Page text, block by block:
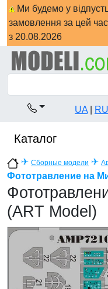
Ми будемо у
замовлення за цей
з 20.08.2026
UA RU
Каталог
✈ Сборные модели ✈
Фототравление на
(ART Model)